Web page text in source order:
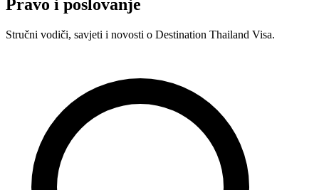
Pravo i poslovanje
Stručni vodiči, savjeti i novosti o Destination Thailand Visa.